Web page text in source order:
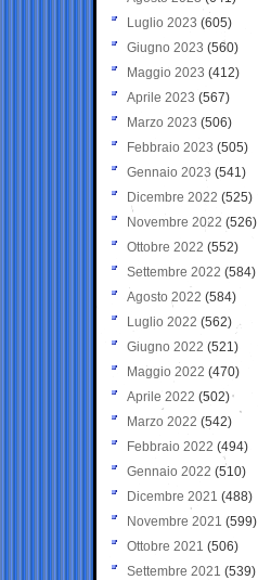
Luglio 2023 (605)
Giugno 2023 (560)
Maggio 2023 (412)
Aprile 2023 (567)
Marzo 2023 (506)
Febbraio 2023 (505)
Gennaio 2023 (541)
Dicembre 2022 (525)
Novembre 2022 (526)
Ottobre 2022 (552)
Settembre 2022 (584)
Agosto 2022 (584)
Luglio 2022 (562)
Giugno 2022 (521)
Maggio 2022 (470)
Aprile 2022 (502)
Marzo 2022 (542)
Febbraio 2022 (494)
Gennaio 2022 (510)
Dicembre 2021 (488)
Novembre 2021 (599)
Ottobre 2021 (506)
Settembre 2021 (539)